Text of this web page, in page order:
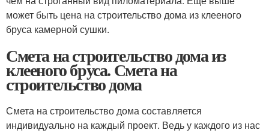
может быть цена на строительство дома из клееного
бруса камерной сушки.
Смета на строительство дома из
клееного бруса. Смета на
строительство дома
Смета на строительство дома составляется
индивидуально на каждый проект. Ведь у каждого из нас